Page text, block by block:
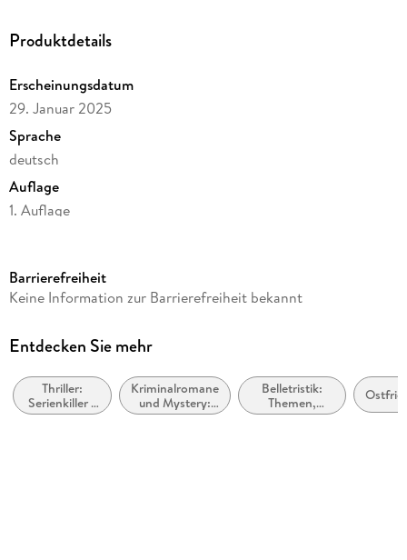
Produktdetails
Erscheinungsdatum
29. Januar 2025
Sprache
deutsch
Auflage
1. Auflage
Reihe
Autor/Autorin
Verlag/Hersteller
FISCHER Taschenbuch
Barrierefreiheit
Keine Information zur Barrierefreiheit bekannt
Entdecken Sie mehr
Thriller:
Serienkiller /
Serienmörder
Kriminalromane
und Mystery:
weibliche
Belletristik:
Themen,
Stoffe, Motive: